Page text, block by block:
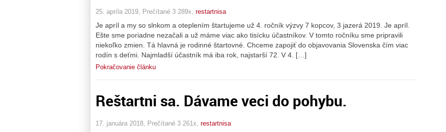
25. apríla 2019, Prečítané 3 289x, restartnisa
Je apríl a my so slnkom a oteplením štartujeme už 4. ročník výzvy 7 kopcov, 3 jazerá 2019. Je apríl.
Ešte sme poriadne nezačali a už máme viac ako tisícku účastníkov. V tomto ročníku sme pripravili
niekoľko zmien. Tá hlavná je rodinné štartovné. Chceme zapojiť do objavovania Slovenska čím viac
rodín s deťmi. Najmladší účastník má iba rok, najstarší 72. V 4. […]
Pokračovanie článku
Reštartni sa. Dávame veci do pohybu.
17. januára 2018, Prečítané 3 261x, restartnisa